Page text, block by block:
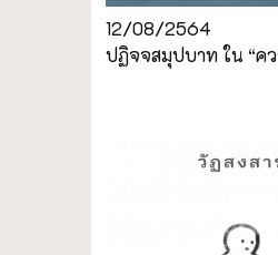
12/08/2564
ปฏิจจสมุปบาท ใน “คว